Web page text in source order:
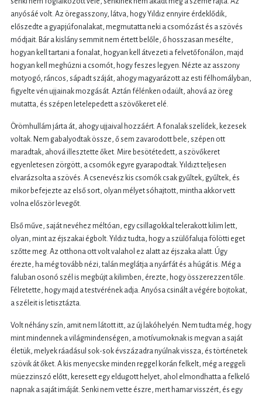
anyósáé volt. Az öregasszony, látva, hogy Yıldız ennyire érdeklődik,
előszedte a gyapjúfonalakat, megmutatta neki a csomózást és a szövés
módjait. Bár a kislány semmit nem értett belőle, ő hosszasan mesélte,
hogyan kell tartani a fonalat, hogyan kell átvezeti a felvetőfonálon, majd
hogyan kell meghúzni a csomót, hogy feszes legyen. Nézte az asszony
motyogó, ráncos, sápadt száját, ahogy magyarázott az esti félhomályban,
figyelte vén ujjainak mozgását. Aztán félénken odaült, ahová az öreg
mutatta, és szépen letelepedett a szövőkeret elé.
Örömhullám járta át, ahogy ujjaival hozzáért. A fonalak szelídek, kezesek
voltak. Nem gabalyodtak össze, ő sem zavarodott bele, szépen ott
maradtak, ahová illesztette őket. Mire besötétedett, a szövőkeret
egyenletesen zörgött, a csomók egyre gyarapodtak. Yıldızt teljesen
elvarázsolta a szövés. A csenevész kis csomók csak gyűltek, gyűltek, és
mikor befejezte az első sort, olyan mélyet sóhajtott, mintha akkor vett
volna először levegőt.
Első műve, saját nevéhez méltóan, egy csillagokkal telerakott kilim lett,
olyan, mint az éjszakai égbolt. Yıldız tudta, hogy a szülőfaluja fölötti eget
szőtte meg. Az otthona ott volt valahol ez alatt az éjszaka alatt. Úgy
érezte, ha még tovább nézi, talán meglátja a nyárfát és a húgát is. Még a
faluban osonó szél is megbújt a kilimben, érezte, hogy összerezzen tőle.
Félretette, hogy majd a testvérének adja. Anyósa csinált a végére bojtokat,
a széleit is letisztázta.
Volt néhány szín, amit nem látott itt, az új lakóhelyén. Nem tudta még, hogy
mint mindennek a világmindenségen, a motívumoknak is megvan a saját
életük, melyek ráadásul sok-sok évszázadra nyúlnak vissza, és történetek
szövik át őket. A kis menyecske minden reggel korán felkelt, még a reggeli
müezzinszó előtt, keresett egy eldugott helyet, ahol elmondhatta a felkelő
napnak a saját imáját. Senki nem vette észre, mert hamar visszért, és egy